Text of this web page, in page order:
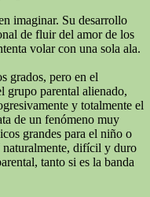
imaginar. Su desarrollo
de fluir del amor de los
volar con una sola ala.
grados, pero en el
grupo parental alienado,
y totalmente el
de un fenómeno muy
grandes para el niño o
difícil y duro
tanto si es la banda